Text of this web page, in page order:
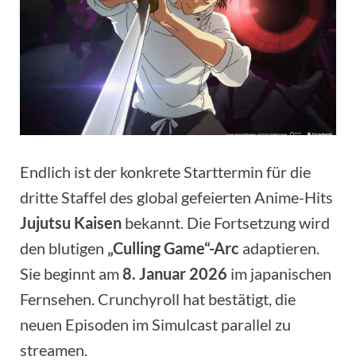
Endlich ist der konkrete Starttermin für die
dritte Staffel des global gefeierten Anime-Hits
Jujutsu Kaisen bekannt. Die Fortsetzung wird
den blutigen „Culling Game“-Arc adaptieren.
Sie beginnt am8. Januar 2026 im japanischen
Fernsehen. Crunchyroll hat bestätigt, die
neuen Episoden im Simulcast parallel zu
streamen.